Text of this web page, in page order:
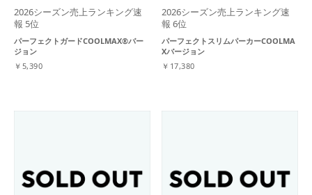
2026シーズン売上ランキング速
報 5位
パーフェクトガードCOOLMAX®バー
ジョン
￥5,390
2026シーズン売上ランキング速
報 6位
パーフェクトスリムパーカーCOOLMA
Xバージョン
￥17,380